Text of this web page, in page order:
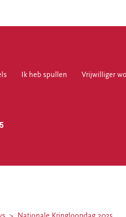
Ik heb spullen Vrijwilliger
spullen Vrijwilliger worden